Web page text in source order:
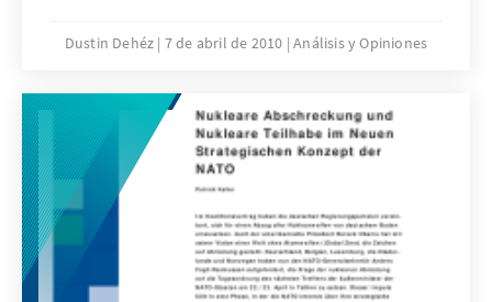
seitens des Iran bislang ausgeschlagen.
Gemeinschaft müssen nun so tariert werden,
dass sie das Regime zur Kooperation
bewegen, dürfen aber die Bemühungen der
Opposition im Iran um einen politischen
Neuanfang nicht zurückwerfen. Zum
vermutlichen Stand des Nuklearprogramms
und den innenpolitischen Rissen der
iranischen Opposition.
Dustin Dehéz 7 de abril de 2010 Análisis y Opiniones